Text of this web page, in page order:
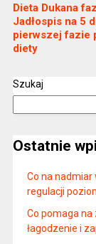
Dieta Dukana
Jadłospis na 5
pierwszej fazie
diety
Szukaj
Ostatnie
Co na
regulacji
Co pomaga na
łagodzenie i